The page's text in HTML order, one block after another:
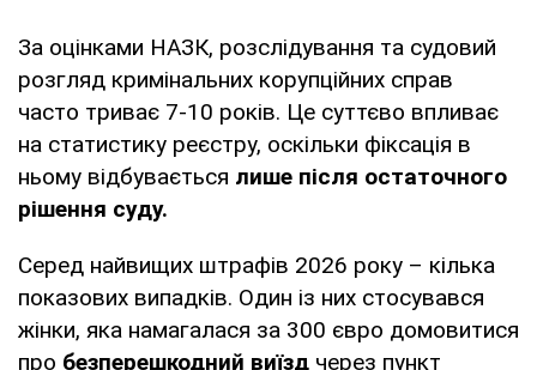
За оцінками НАЗК, розслідування та судовий
розгляд кримінальних корупційних справ
часто триває 7-10 років. Це суттєво впливає
на статистику реєстру, оскільки фіксація в
ньому відбувається лише після остаточного
рішення суду.
Серед найвищих штрафів 2026 року – кілька
показових випадків. Один із них стосувався
жінки, яка намагалася за 300 євро домовитися
про безперешкодний виїзд через пункт